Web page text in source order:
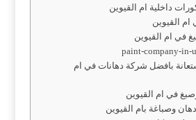
داخلية ام القيوين
القيوين
في ام القيوين
paint-company-in-
بافضل شركة دهانات في ام
في ام القيوين
وصباغة بام القيوين